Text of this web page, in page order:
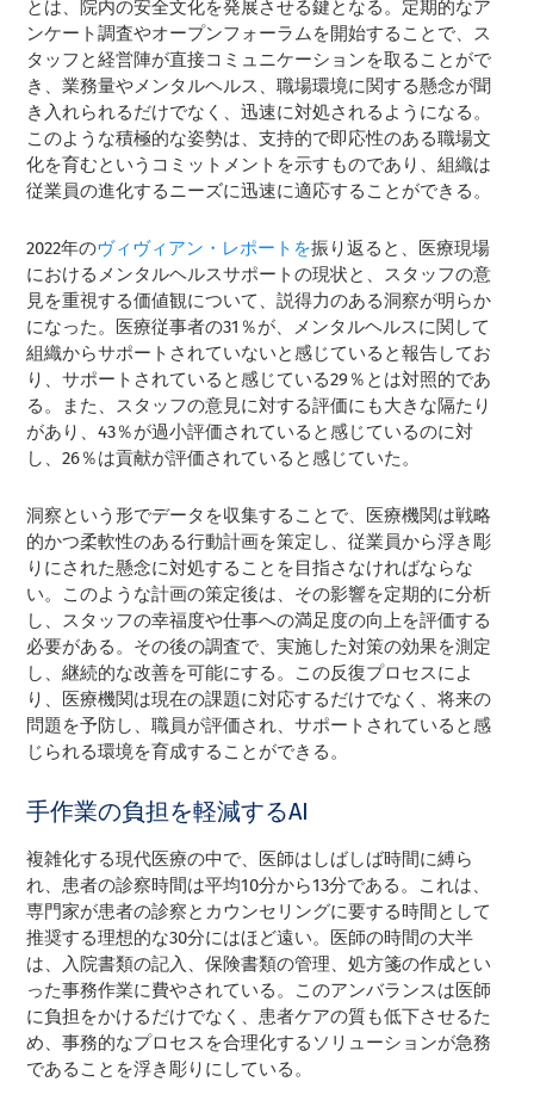
とは、院内の安全文化を発展させる鍵となる。定期的なア
ンケート調査やオープンフォーラムを開始することで、ス
タッフと経営陣が直接コミュニケーションを取ることがで
き、業務量やメンタルヘルス、職場環境に関する懸念が聞
き入れられるだけでなく、迅速に対処されるようになる。
このような積極的な姿勢は、支持的で即応性のある職場文
化を育むというコミットメントを示すものであり、組織は
従業員の進化するニーズに迅速に適応することができる。
2022年のヴィヴィアン・レポートを振り返ると、医療現場
におけるメンタルヘルスサポートの現状と、スタッフの意
見を重視する価値観について、説得力のある洞察が明らか
になった。医療従事者の31％が、メンタルヘルスに関して
組織からサポートされていないと感じていると報告してお
り、サポートされていると感じている29％とは対照的であ
る。また、スタッフの意見に対する評価にも大きな隔たり
があり、43％が過小評価されていると感じているのに対
し、26％は貢献が評価されていると感じていた。
洞察という形でデータを収集することで、医療機関は戦略
的かつ柔軟性のある行動計画を策定し、従業員から浮き彫
りにされた懸念に対処することを目指さなければならな
い。このような計画の策定後は、その影響を定期的に分析
し、スタッフの幸福度や仕事への満足度の向上を評価する
必要がある。その後の調査で、実施した対策の効果を測定
し、継続的な改善を可能にする。この反復プロセスによ
り、医療機関は現在の課題に対応するだけでなく、将来の
問題を予防し、職員が評価され、サポートされていると感
じられる環境を育成することができる。
手作業の負担を軽減するAI
複雑化する現代医療の中で、医師はしばしば時間に縛ら
れ、患者の診察時間は平均10分から13分である。これは、
専門家が患者の診察とカウンセリングに要する時間として
推奨する理想的な30分にはほど遠い。医師の時間の大半
は、入院書類の記入、保険書類の管理、処方箋の作成とい
った事務作業に費やされている。このアンバランスは医師
に負担をかけるだけでなく、患者ケアの質も低下させるた
め、事務的なプロセスを合理化するソリューションが急務
であることを浮き彫りにしている。